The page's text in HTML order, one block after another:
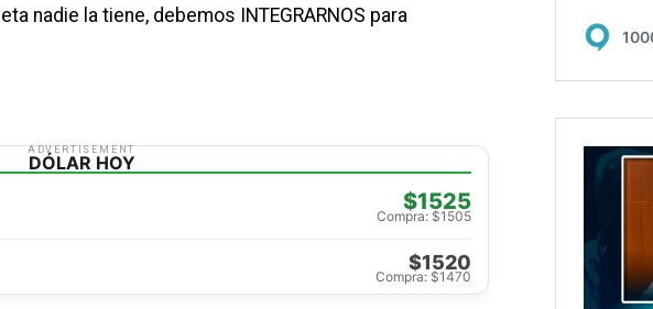
nadie la tiene, debemos INTEGRARNOS para
ADVERTISEMENT
DÓLAR HOY
$1525
Compra: $1505
$1520
Compra: $1470